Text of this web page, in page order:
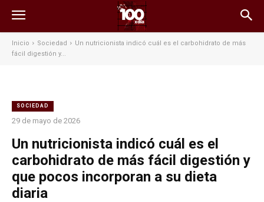
Inicio Sociedad
Un nutricionista indicó cuál es el carbohidrato de más
fácil digestión y...
SOCIEDAD
29 de mayo de 2026
Un nutricionista indicó cuál es el
carbohidrato de más fácil digestión y
que pocos incorporan a su dieta
diaria